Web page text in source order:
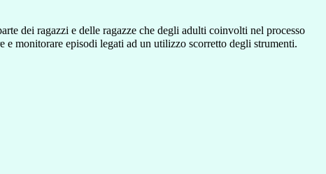
dei ragazzi e delle ragazze che degli adulti coinvolti nel processo
e monitorare episodi legati ad un utilizzo scorretto degli strumenti.